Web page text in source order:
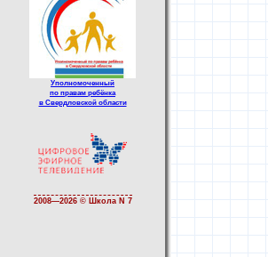
Уполномоченный
по правам ребёнка
в Свердловской области
2008—2026 © Школа N 7